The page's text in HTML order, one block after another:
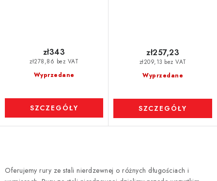
Wyprzedane
zł278,86 bez VAT
zł343
SZCZEGÓŁY
Wyprzedane
zł209,13 bez VAT
zł257,23
SZCZEGÓŁY
o
Oferujemy rury ze stali nierdzewnej o różnych długościach i